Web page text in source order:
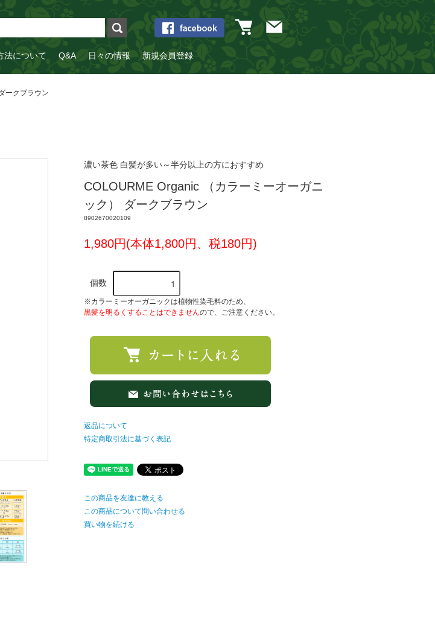
法について Q&A 日々の情報 新規会員登録
ークブラウン
濃い茶色 白髪が多い～半分以上の方におすすめ
COLOURME Organic （カラーミーオーガニ
ック） ダークブラウン
8902670020109
1,980円(本体1,800円、税180円)
個数
※カラーミーオーガニックは植物性染毛料のため、
黒髪を明るくすることはできませんので、ご注意ください。
返品について
特定商取引法に基づく表記
この商品を友達に教える
この商品について問い合わせる
買い物を続ける